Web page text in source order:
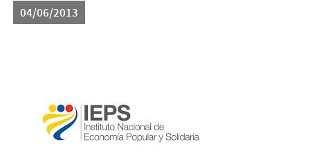
04/06/2013
ieps1.jpg